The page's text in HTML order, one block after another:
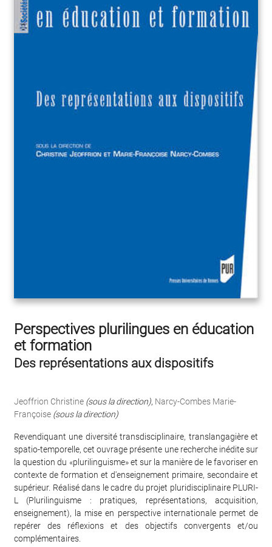
Perspectives plurilingues en éducation
et formation
Des représentations aux dispositifs
Jeoffrion Christine (sous la direction), Narcy-Combes Marie-
Françoise (sous la direction)
Revendiquant une diversité transdisciplinaire, translangagière et
spatio-temporelle, cet ouvrage présente une recherche inédite sur
la question du «plurilinguisme» et sur la manière de le favoriser en
contexte de formation et d'enseignement primaire, secondaire et
supérieur. Réalisé dans le cadre du projet pluridisciplinaire PLURI-
L (Plurilinguisme : pratiques, représentations, acquisition,
enseignement), la mise en perspective internationale permet de
repérer des réflexions et des objectifs convergents et/ou
complémentaires.